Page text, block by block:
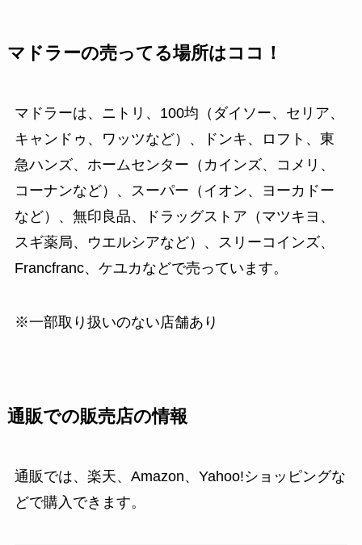
マドラーの売ってる場所はココ！
マドラーは、ニトリ、100均（ダイソー、セリア、
キャンドゥ、ワッツなど）、ドンキ、ロフト、東
急ハンズ、ホームセンター（カインズ、コメリ、
コーナンなど）、スーパー（イオン、ヨーカドー
など）、無印良品、ドラッグストア（マツキヨ、
スギ薬局、ウエルシアなど）、スリーコインズ、
Francfranc、ケユカなどで売っています。
※一部取り扱いのない店舗あり
通販での販売店の情報
通販では、楽天、Amazon、Yahoo!ショッピングな
どで購入できます。